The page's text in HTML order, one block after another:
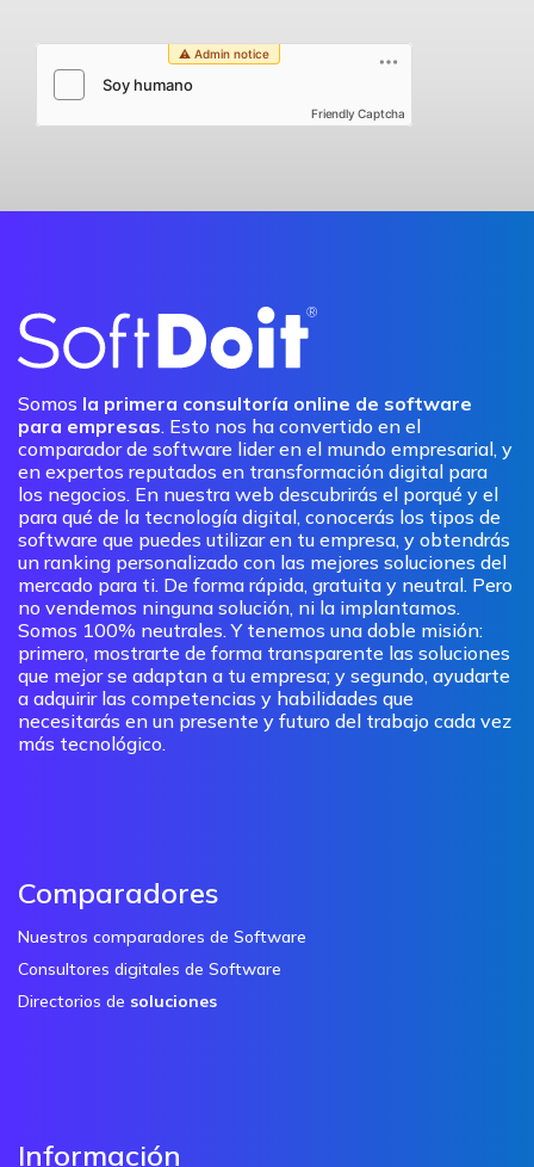
Friendly Captcha
Somos la primera consultoría online de software
para empresas. Esto nos ha convertido en el
comparador de software lider en el mundo empresarial, y
en expertos reputados en transformación digital para
los negocios. En nuestra web descubrirás el porqué y el
para qué de la tecnología digital, conocerás los tipos de
software que puedes utilizar en tu empresa, y obtendrás
un ranking personalizado con las mejores soluciones del
mercado para ti. De forma rápida, gratuita y neutral. Pero
no vendemos ninguna solución, ni la implantamos.
Somos 100% neutrales. Y tenemos una doble misión:
primero, mostrarte de forma transparente las soluciones
que mejor se adaptan a tu empresa; y segundo, ayudarte
a adquirir las competencias y habilidades que
necesitarás en un presente y futuro del trabajo cada vez
más tecnológico.
Comparadores
Nuestros comparadores de Software
Consultores digitales de Software
Directorios de soluciones
Información